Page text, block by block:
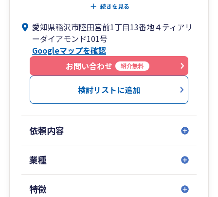
もなう生前対策、贈与税、相続税申告を多くお手
伝いしております。
続きを見る
愛知県稲沢市陸田宮前1丁目13番地４ティアリ
ーダイアモンド101号
Googleマップを確認
お問い合わせ
紹介無料
検討リストに追加
依頼内容
業種
特徴